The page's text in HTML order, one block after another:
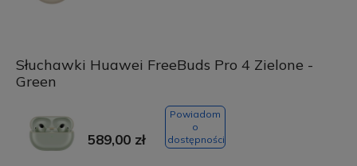
Słuchawki Huawei FreeBuds Pro 4 Zielone -
Green
589,00 zł
Powiadom
o
dostępności